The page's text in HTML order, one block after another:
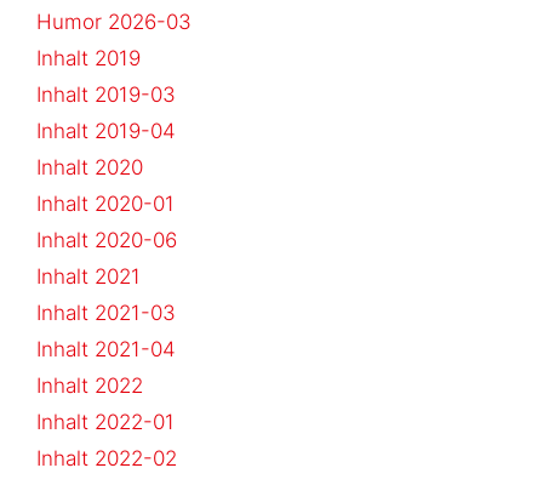
Humor 2026-03
Inhalt 2019
Inhalt 2019-03
Inhalt 2019-04
Inhalt 2020
Inhalt 2020-01
Inhalt 2020-06
Inhalt 2021
Inhalt 2021-03
Inhalt 2021-04
Inhalt 2022
Inhalt 2022-01
Inhalt 2022-02